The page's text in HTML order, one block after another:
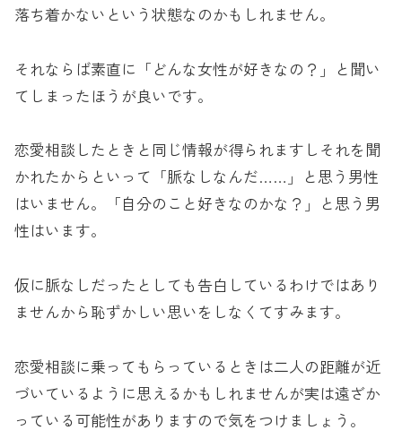
落ち着かないという状態なのかもしれません。
それならば素直に「どんな女性が好きなの？」と聞い
てしまったほうが良いです。
恋愛相談したときと同じ情報が得られますしそれを聞
かれたからといって「脈なしなんだ……」と思う男性
はいません。「自分のこと好きなのかな？」と思う男
性はいます。
仮に脈なしだったとしても告白しているわけではあり
ませんから恥ずかしい思いをしなくてすみます。
恋愛相談に乗ってもらっているときは二人の距離が近
づいているように思えるかもしれませんが実は遠ざか
っている可能性がありますので気をつけましょう。